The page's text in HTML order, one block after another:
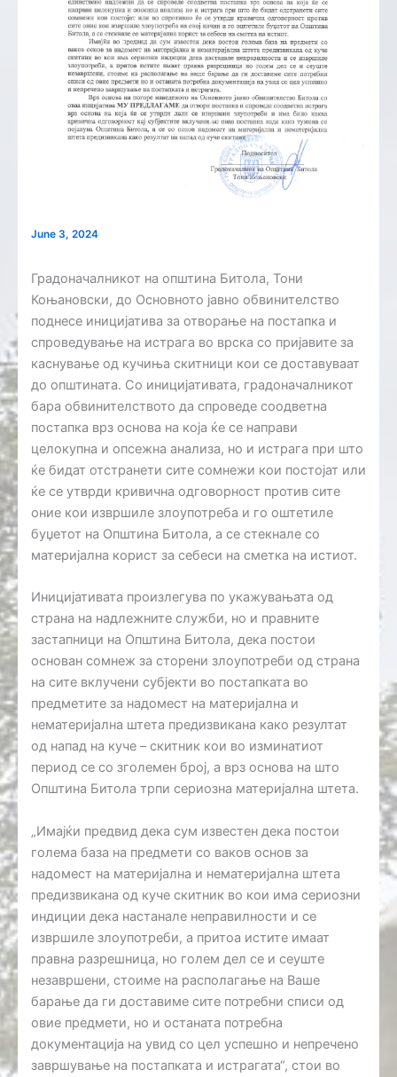
June 3, 2024
Градоначалникот на општина Битола, Тони
Коњановски, до Основното јавно обвинителство
поднесе иницијатива за отворање на постапка и
спроведување на истрага во врска со пријавите за
каснување од кучиња скитници кои се доставуваат
до општината. Со иницијативата, градоначалникот
бара обвинителството да спроведе соодветна
постапка врз основа на која ќе се направи
целокупна и опсежна анализа, но и истрага при што
ќе бидат отстранети сите сомнежи кои постојат или
ќе се утврди кривична одговорност против сите
оние кои извршиле злоупотреба и го оштетиле
буџетот на Општина Битола, а се стекнале со
материјална корист за себеси на сметка на истиот.
Иницијативата произлегува по укажувањата од
страна на надлежните служби, но и правните
застапници на Општина Битола, дека постои
основан сомнеж за сторени злоупотреби од страна
на сите вклучени субјекти во постапката во
предметите за надомест на материјална и
нематеријална штета предизвикана како резултат
од напад на куче – скитник кои во изминатиот
период се со зголемен број, а врз основа на што
Општина Битола трпи сериозна материјална штета.
„Имајќи предвид дека сум известен дека постои
голема база на предмети со ваков основ за
надомест на материјална и нематеријална штета
предизвикана од куче скитник во кои има сериозни
индиции дека настанале неправилности и се
извршиле злоупотреби, а притоа истите имаат
правна разрешница, но голем дел се и сеуште
незавршени, стоиме на располагање на Ваше
барање да ги доставиме сите потребни списи од
овие предмети, но и останата потребна
документација на увид со цел успешно и непречено
завршување на постапката и истрагата“, стои во